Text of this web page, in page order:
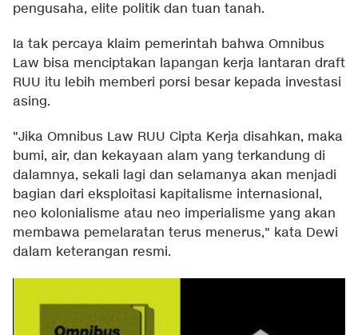
pengusaha, elite politik dan tuan tanah.
Ia tak percaya klaim pemerintah bahwa Omnibus
Law bisa menciptakan lapangan kerja lantaran draft
RUU itu lebih memberi porsi besar kepada investasi
asing.
"Jika Omnibus Law RUU Cipta Kerja disahkan, maka
bumi, air, dan kekayaan alam yang terkandung di
dalamnya, sekali lagi dan selamanya akan menjadi
bagian dari eksploitasi kapitalisme internasional,
neo kolonialisme atau neo imperialisme yang akan
membawa pemelaratan terus menerus," kata Dewi
dalam keterangan resmi.